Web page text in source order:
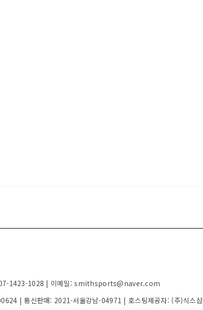
1423-1028 | 이메일: smithsports@naver.com
| 통신판매: 2021-서울강남-04971 | 호스팅제공자: (주)식스샵